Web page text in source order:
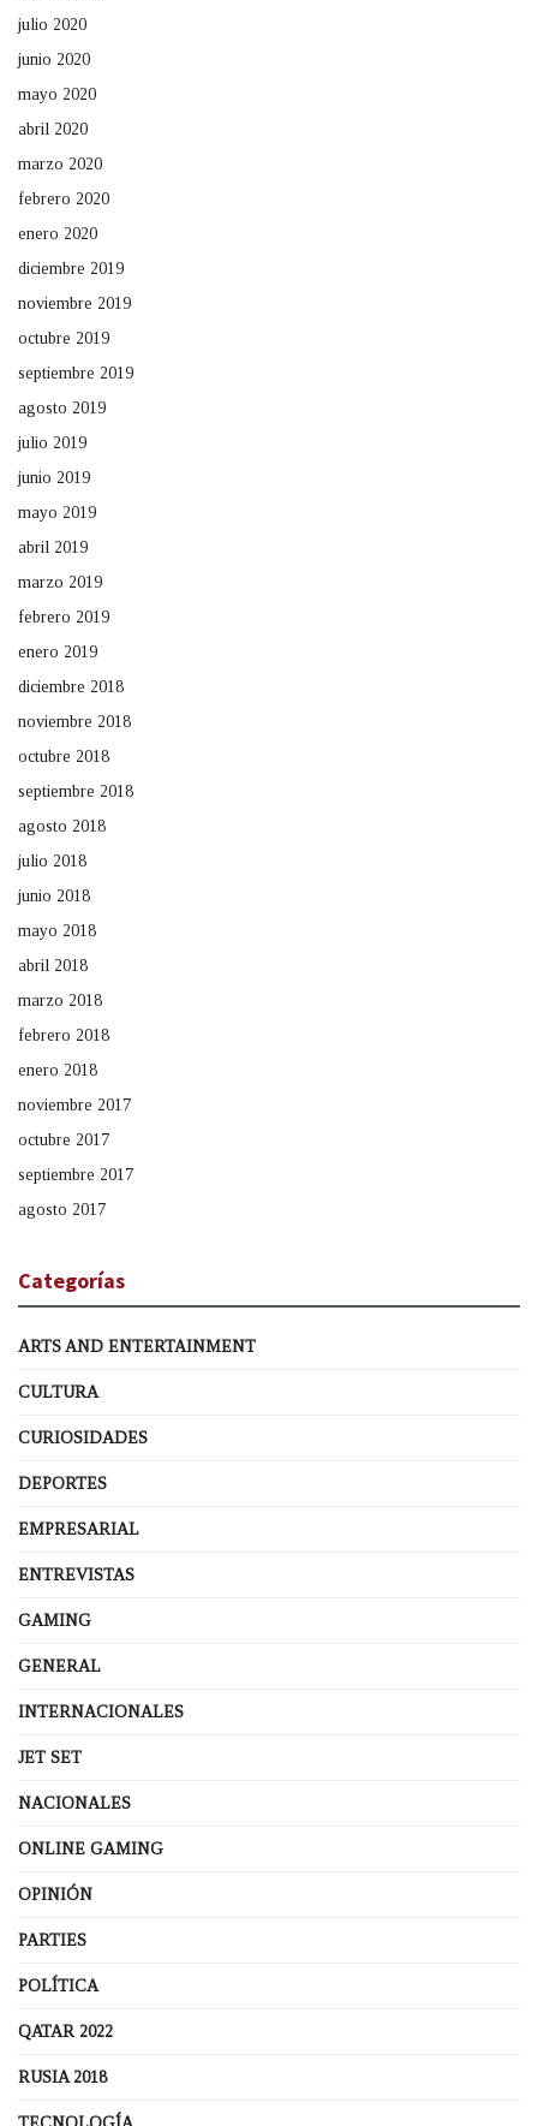
julio 2020
junio 2020
mayo 2020
abril 2020
marzo 2020
febrero 2020
enero 2020
diciembre 2019
noviembre 2019
octubre 2019
septiembre 2019
agosto 2019
julio 2019
junio 2019
mayo 2019
abril 2019
marzo 2019
febrero 2019
enero 2019
diciembre 2018
noviembre 2018
octubre 2018
septiembre 2018
agosto 2018
julio 2018
junio 2018
mayo 2018
abril 2018
marzo 2018
febrero 2018
enero 2018
noviembre 2017
octubre 2017
septiembre 2017
agosto 2017
Categorías
ARTS AND ENTERTAINMENT
CULTURA
CURIOSIDADES
DEPORTES
EMPRESARIAL
ENTREVISTAS
GAMING
GENERAL
INTERNACIONALES
JET SET
NACIONALES
ONLINE GAMING
OPINIÓN
PARTIES
POLÍTICA
QATAR 2022
RUSIA 2018